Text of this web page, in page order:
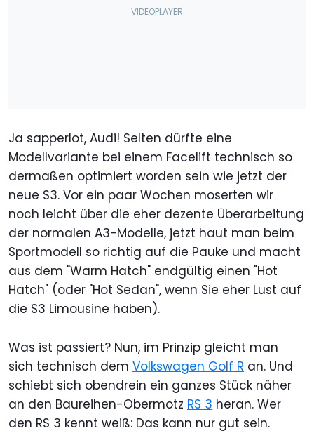
Ja sapperlot, Audi! Selten dürfte eine
Modellvariante bei einem Facelift technisch so
dermaßen optimiert worden sein wie jetzt der
neue S3. Vor ein paar Wochen moserten wir
noch leicht über die eher dezente Überarbeitung
der normalen A3-Modelle, jetzt haut man beim
Sportmodell so richtig auf die Pauke und macht
aus dem "Warm Hatch" endgültig einen "Hot
Hatch" (oder "Hot Sedan", wenn Sie eher Lust auf
die S3 Limousine haben).
Was ist passiert? Nun, im Prinzip gleicht man
sich technisch dem Volkswagen Golf R an. Und
schiebt sich obendrein ein ganzes Stück näher
an den Baureihen-Obermotz RS 3 heran. Wer
den RS 3 kennt weiß: Das kann nur gut sein.